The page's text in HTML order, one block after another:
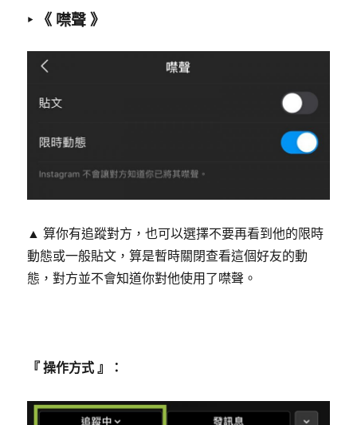
‣ 《 噤聲 》
▲ 算你有追蹤對方，也可以選擇不要再看到他的限時
動態或一般貼文，算是暫時關閉查看這個好友的動
態，對方並不會知道你對他使用了噤聲。
『 操作方式 』：